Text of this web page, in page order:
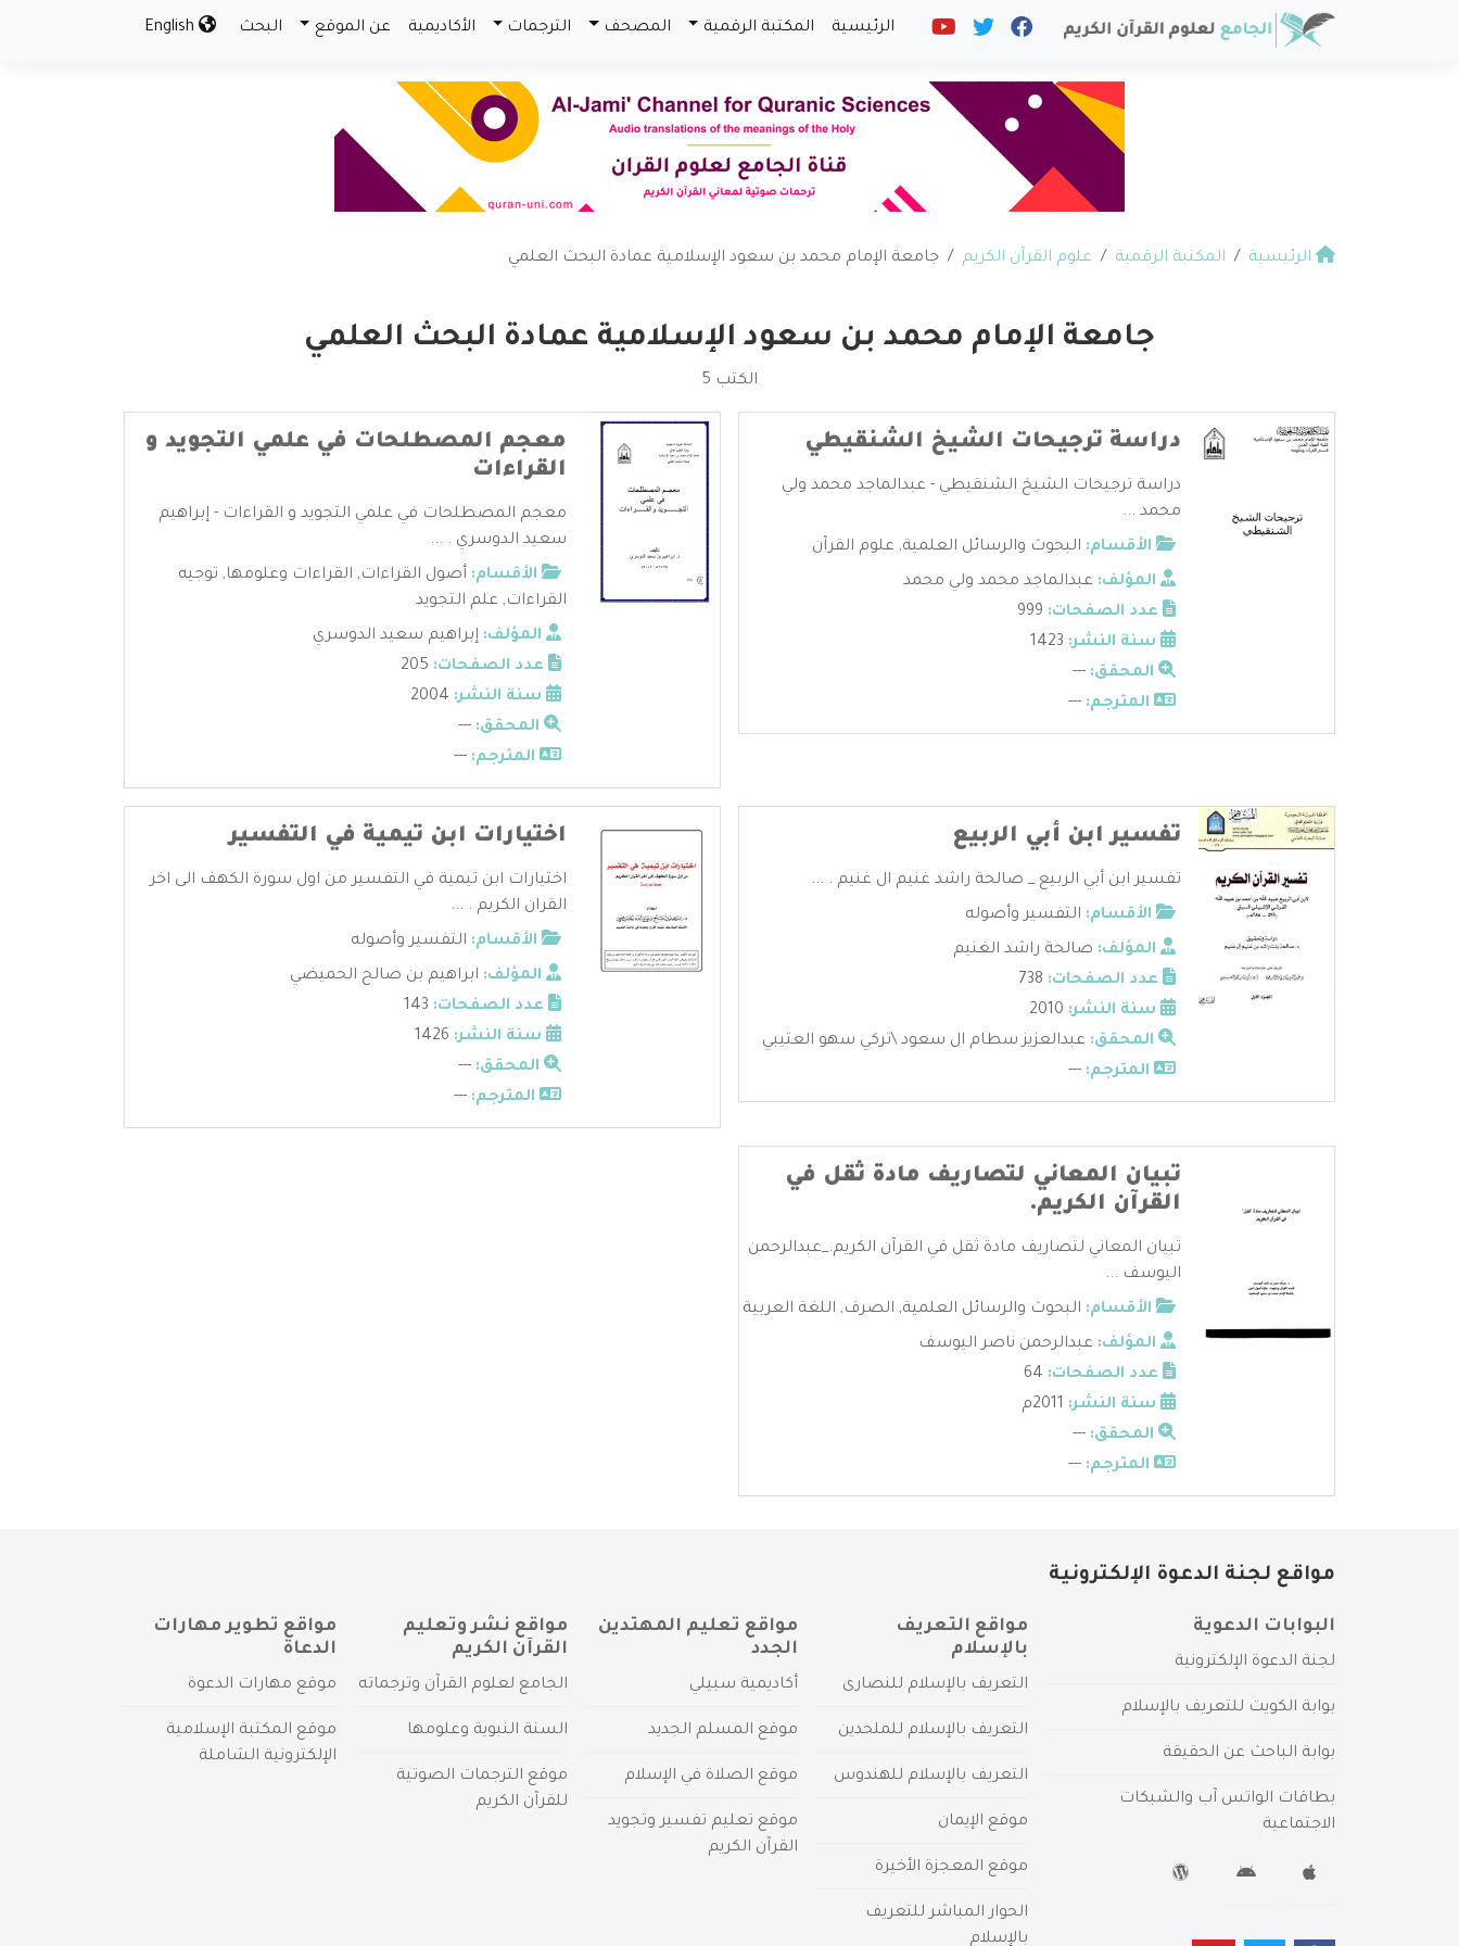
الرئيسية المكتبة الرقمية المصحف الترجمات الأكاديمية عن الموقع البحث
الرئيسية المكتبة الرقمية علوم القرآن الكريم جامعة الإمام محمد بن سعود الإسلامية عمادة البحث العلمي
جامعة الإمام محمد بن سعود الإسلامية عمادة البحث العلمي
الكتب 5
دراسة ترجيحات الشيخ الشنقيطي
دراسة ترجيحات الشيخ الشنقيطي - عبدالماجد محمد ولي
محمد ...
الأقسام: البحوث والرسائل العلمية, علوم القرآن
المؤلف: عبدالماجد محمد ولي محمد
عدد الصفحات:
سنة النشر:
المحقق: ---
المترجم: ---
معجم المصطلحات في علمي التجويد و
القراءات
معجم المصطلحات في علمي التجويد و القراءات - إبراهيم
سعيد الدوسري . ...
الأقسام: أصول القراءات, القراءات وعلومها, توجيه
القراءات, علم التجويد
المؤلف: إبراهيم سعيد الدوسري
عدد الصفحات:
سنة النشر:
المحقق: ---
المترجم: ---
تفسير ابن أبي الربيع
تفسير ابن أبي الربيع _ صالحة راشد غنيم ال غنيم . ...
الأقسام: التفسير وأصوله
المؤلف: صالحة راشد الغنيم
عدد الصفحات:
سنة النشر:
المحقق: عبدالعزيز سطام ال سعود \تركي سهو العتيبي
المترجم: ---
اختيارات ابن تيمية في التفسير
اختيارات ابن تيمية في التفسير من اول سورة الكهف الى اخر
القران الكريم . ...
الأقسام: التفسير وأصوله
المؤلف: ابراهيم بن صالح الحميضي
عدد الصفحات:
سنة النشر:
المحقق: ---
المترجم: ---
تبيان المعاني لتصاريف مادة ثقل في
القرآن الكريم.
تبيان المعاني لتصاريف مادة ثقل في القرآن الكريم._عبدالرحمن
اليوسف ...
الأقسام: البحوث والرسائل العلمية, الصرف, اللغة العربية
المؤلف: عبدالرحمن ناصر اليوسف
عدد الصفحات:
سنة النشر:
المحقق: ---
المترجم: ---
مواقع لجنة الدعوة الإلكترونية
البوابات الدعوية
لجنة الدعوة الإلكترونية
بوابة الكويت للتعريف بالإسلام
بوابة الباحث عن الحقيقة
بطاقات الواتس آب والشبكات
الاجتماعية
مواقع التعريف
بالإسلام
التعريف بالإسلام للنصارى
التعريف بالإسلام للملحدين
التعريف بالإسلام للهندوس
موقع الإيمان
موقع المعجزة الأخيرة
الحوار المباشر للتعريف
بالإسلام
مواقع تعليم المهتدين
الجدد
أكاديمية سبيلي
موقع المسلم الجديد
موقع الصلاة في الإسلام
موقع تعليم تفسير وتجويد
القرآن الكريم
مواقع نشر وتعليم
القرآن الكريم
الجامع لعلوم القرآن وترجماته
السنة النبوية وعلومها
موقع الترجمات الصوتية
للقرآن الكريم
مواقع تطوير مهارات
الدعاة
موقع مهارات الدعوة
موقع المكتبة الإسلامية
الإلكترونية الشاملة